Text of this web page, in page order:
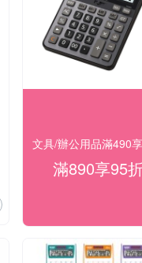
滿890享95